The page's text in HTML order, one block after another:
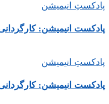
پادکستِ انیمیشن
پادکست انیمیشن:
پادکستِ انیمیشن
پادکست انیمیشن: